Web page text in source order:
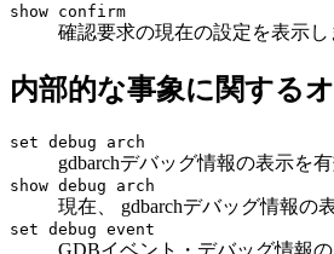
show confirm
確認要求の現在の設定を表示し
内部的な事象に関する
set debug arch
gdbarchデバッグ情報の表示を
show debug arch
現在、 gdbarchデバッグ情報の
set debug event
GDBイベント・デバッグ情報